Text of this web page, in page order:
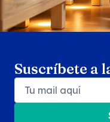
Suscríbete a